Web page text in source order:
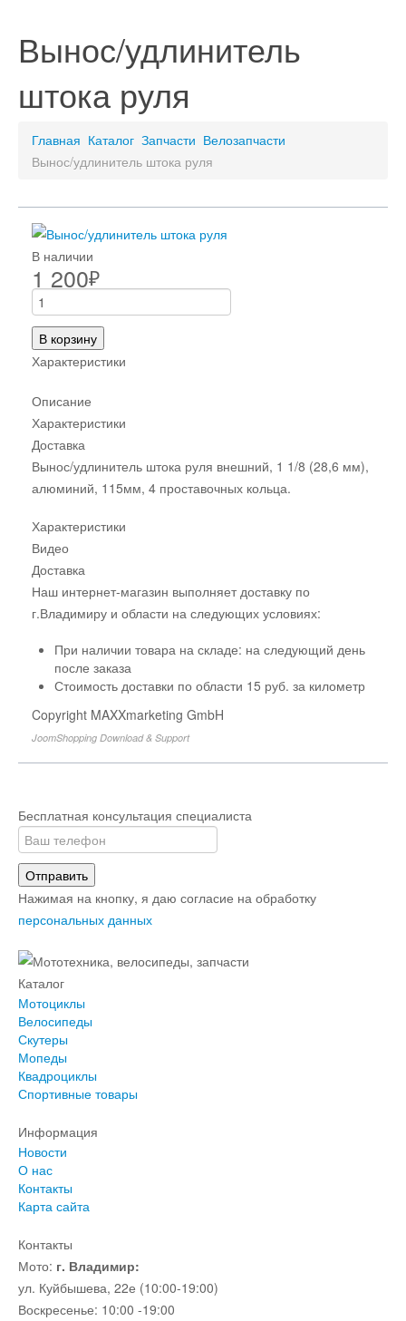
Вынос/удлинитель
штока руля
Главная Каталог Запчасти Велозапчасти
Вынос/удлинитель штока руля
В наличии
1 200₽
В корзину
Характеристики
Описание
Характеристики
Доставка
Вынос/удлинитель штока руля внешний, 1 1/8 (28,6 мм),
алюминий, 115мм, 4 проставочных кольца.
Характеристики
Видео
Доставка
Наш интернет-магазин выполняет доставку по
г.Владимиру и области на следующих условиях:
При наличии товара на складе: на следующий день
после заказа
Стоимость доставки по области 15 руб. за километр
Copyright MAXXmarketing GmbH
JoomShopping Download & Support
Бесплатная консультация специалиста
Отправить
Нажимая на кнопку, я даю согласие на обработку
персональных данных
Каталог
Мотоциклы
Велосипеды
Скутеры
Мопеды
Квадроциклы
Спортивные товары
Информация
Новости
О нас
Контакты
Карта сайта
Контакты
Мото: г. Владимир:
ул. Куйбышева, 22е (10:00-19:00)
Воскресенье: 10:00 -19:00